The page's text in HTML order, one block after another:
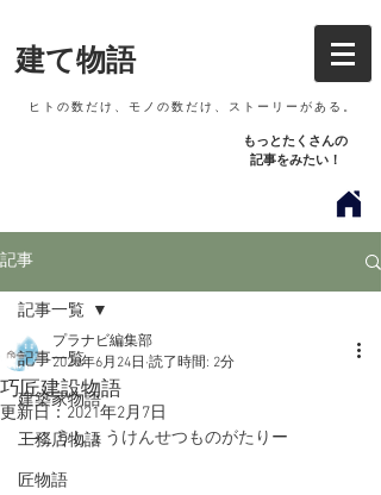
​ ヒトの数だけ、モノの数だけ、ストーリーがある。
建て物語
もっとたくさん​の
記事をみたい！
記事
記事一覧
建築家物語
工務店物語
匠物語
記事一覧
巧匠建設物語
プラナビ編集部
2020年6月24日 読了時間: 2分
更新日： 2021年2月7日
―こうしょうけんせつものがたり ー